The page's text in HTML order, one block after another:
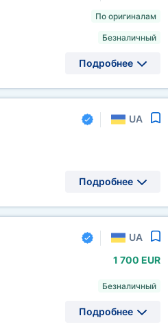
По оригиналам
Безналичный
Подробнее
UA
Подробнее
UA
1 700 EUR
Безналичный
Подробнее